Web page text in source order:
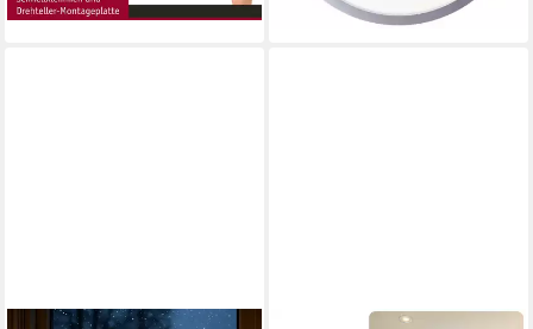
lieferbar - in 2-3 Werktagen bei dir